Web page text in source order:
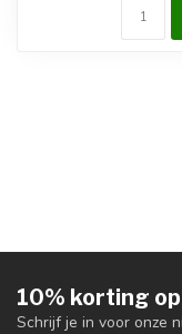
10% korting
Schrijf je in voor onze